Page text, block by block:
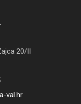
20/II
val.hr